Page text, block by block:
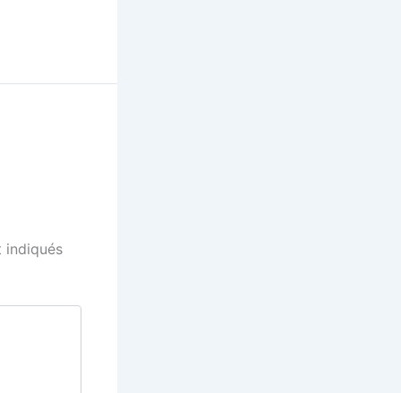
indiqués